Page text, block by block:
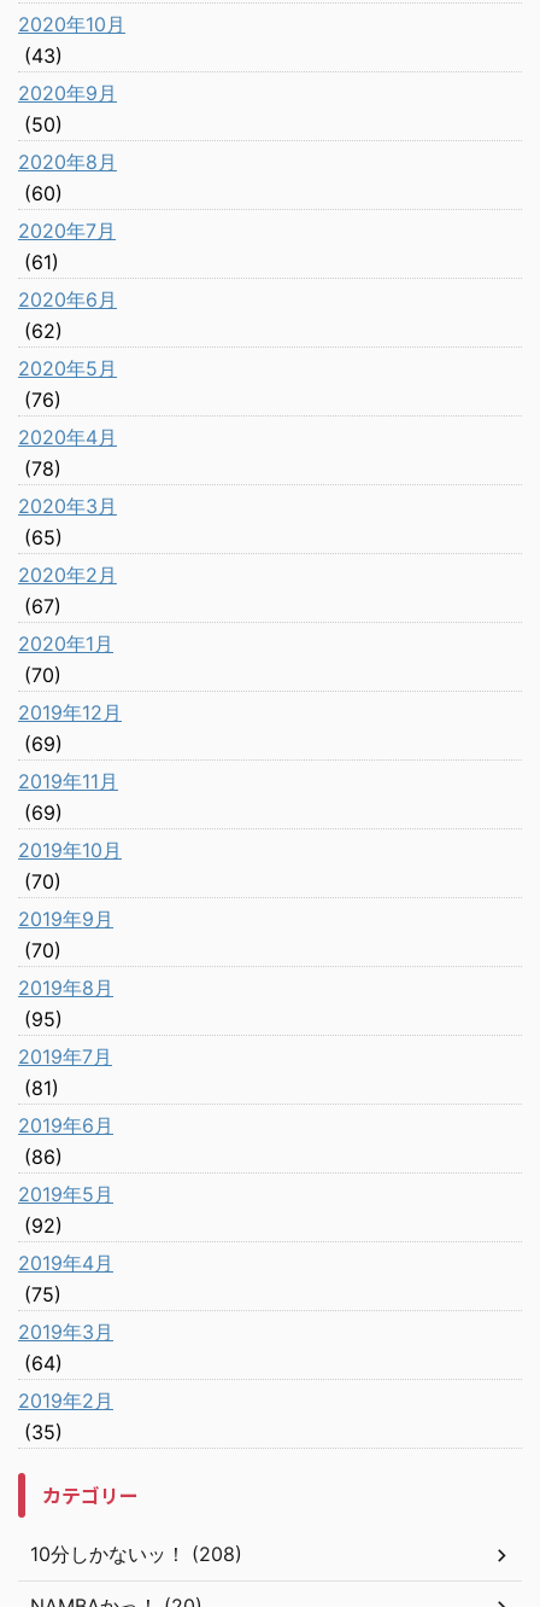
2020年10月
(43)
2020年9月
(50)
2020年8月
(60)
2020年7月
(61)
2020年6月
(62)
2020年5月
(76)
2020年4月
(78)
2020年3月
(65)
2020年2月
(67)
2020年1月
(70)
2019年12月
(69)
2019年11月
(69)
2019年10月
(70)
2019年9月
(70)
2019年8月
(95)
2019年7月
(81)
2019年6月
(86)
2019年5月
(92)
2019年4月
(75)
2019年3月
(64)
2019年2月
(35)
カテゴリー
10分しかないッ！ (208)